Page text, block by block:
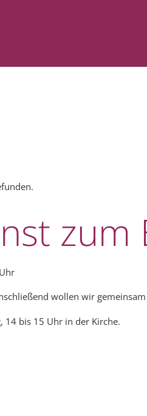
zum
wollen wir
14 bis 15 Uhr in der Kirche.